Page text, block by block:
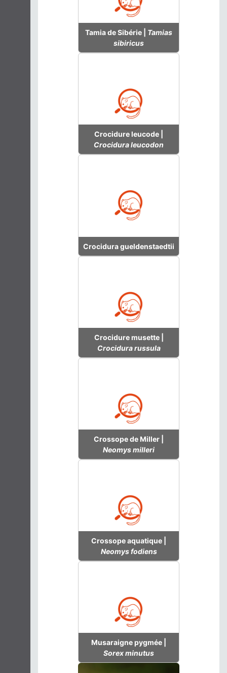
Tamia de Sibérie | Tamias
sibiricus
Crocidure leucode |
Crocidura leucodon
Crocidura gueldenstaedtii
Crocidure musette |
Crocidura russula
Crossope de Miller |
Neomys milleri
Crossope aquatique |
Neomys fodiens
Musaraigne pygmée |
Sorex minutus